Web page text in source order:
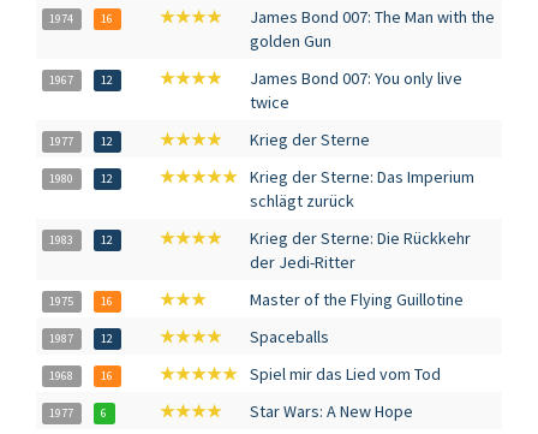
1974 16 ★★★★
James Bond 007: The Man with the
golden Gun
1967 12 ★★★★
James Bond 007: You only live
twice
1977 12 ★★★★ Krieg der Sterne
1980 12 ★★★★★ Krieg der Sterne: Das Imperium
schlägt zurück
1983 12 ★★★★
Krieg der Sterne: Die Rückkehr
der Jedi-Ritter
1975 16 ★★★ Master of the Flying Guillotine
1987 12 ★★★★ Spaceballs
1968 16 ★★★★★ Spiel mir das Lied vom Tod
1977 6 ★★★★ Star Wars: A New Hope